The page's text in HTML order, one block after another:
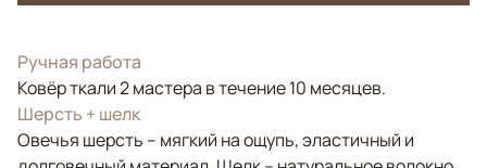
Ручная работа
Ковёр ткали 2 мастера в течение 10 месяцев.
Шерсть + шелк
Овечья шерсть – мягкий на ощупь, эластичный и